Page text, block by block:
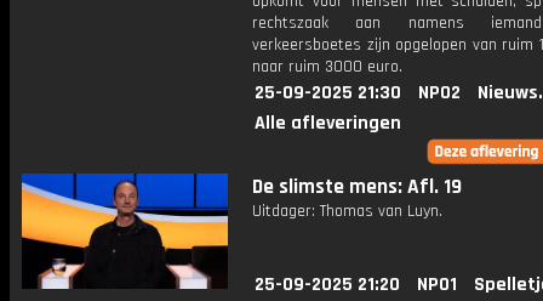
rechtszaak aan namens
verkeersboetes zijn opgelopen van ruim
naar ruim 3000 euro.
25-09-2025 21:30 NPO2
Alle afleveringen
De slimste mens: Afl. 19
Uitdager: Thomas van Luyn.
25-09-2025 21:20 NPO1